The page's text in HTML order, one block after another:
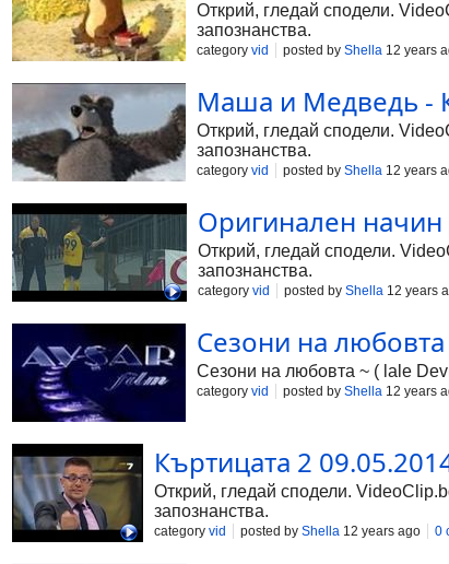
Открий, гледай сподели.
запознанства.
category vid posted by Shella 12 years
Маша и Медведь -
Открий, гледай сподели.
запознанства.
category vid posted by Shella 12 years
Оригинален начин
Открий, гледай сподели.
запознанства.
category vid posted by Shella 12 years
Сезони на любовта
Сезони на любовта ~ ( lale
category vid posted by Shella 12 years
Къртицата 2
Открий, гледай сподели.
запознанства.
category vid posted by Shella 12 years ago 0